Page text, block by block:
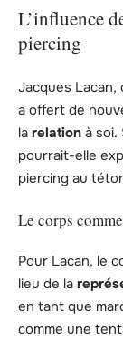
L’influence
piercing
Jacques Lacan,
a offert de
la relation à soi.
pourrait-elle
piercing au
Le corps
Pour Lacan, le
lieu de la
en tant que
comme une